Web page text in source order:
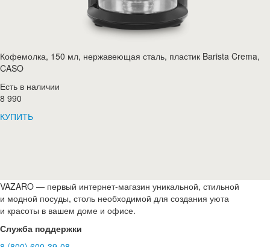
Кофемолка, 150 мл, нержавеющая сталь, пластик Barista Crema,
CASO
Есть в наличии
8 990
КУПИТЬ
VAZARO — первый интернет-магазин уникальной, стильной
и модной посуды, столь необходимой для создания уюта
и красоты в вашем доме и офисе.
Служба поддержки